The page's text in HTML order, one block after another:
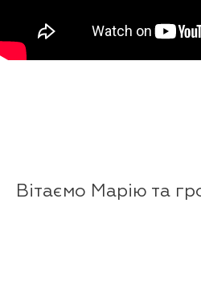
Вітаємо Марію та